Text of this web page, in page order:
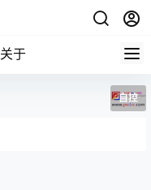
关于
自控